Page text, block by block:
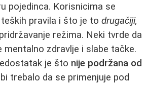
pojedinca. Korisnicima se
pravila i što je to drugačiji,
režima. Neki tvrde da
mentalno zdravlje i slabe tačke.
je što nije podržana od
trebalo da se primenjuje pod